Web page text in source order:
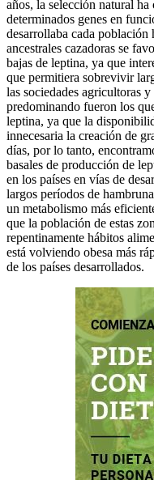
años, la selección natural
determinados genes en
desarrollaba cada población
ancestrales cazadoras se
bajas de leptina, ya que
que permitiera sobrevivir
las sociedades agricultoras
predominando fueron los
leptina, ya que la
innecesaria la creación de
días, por lo tanto,
basales de producción de
en los países en vías de
largos períodos de
un metabolismo más
que la población de estas
repentinamente hábitos
está volviendo obesa más
de los países desarrollados.